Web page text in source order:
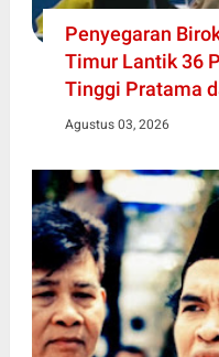
Penyegaran
Timur Lantik 36
Tinggi Pratama
Agustus 03, 2026